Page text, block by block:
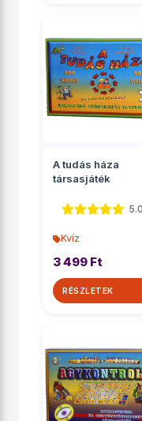
A tudás háza
társasjáték
Kvíz
3 499 Ft
RÉSZLETEK